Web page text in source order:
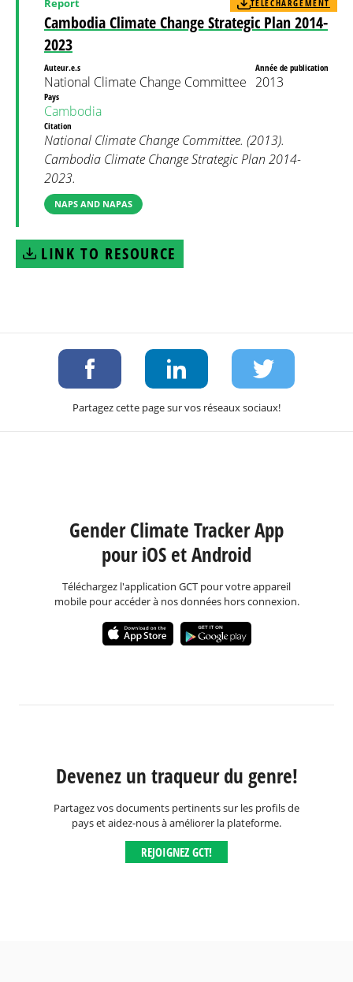
Cambodia Climate Change Strategic Plan 2014-
2023
TÉLÉCHARGEMENT
Auteur.e.s
National Climate Change Committee
Année de publication
2013
Pays
Cambodia
Citation
National Climate Change Committee. (2013).
Cambodia Climate Change Strategic Plan 2014-
2023.
NAPS AND NAPAS
LINK TO RESOURCE
Partagez cette page sur vos réseaux sociaux!
Gender Climate Tracker App
pour iOS et Android
Téléchargez l'application GCT pour votre appareil
mobile pour accéder à nos données hors connexion.
Devenez un traqueur du genre!
Partagez vos documents pertinents sur les profils de
pays et aidez-nous à améliorer la plateforme.
REJOIGNEZ GCT!